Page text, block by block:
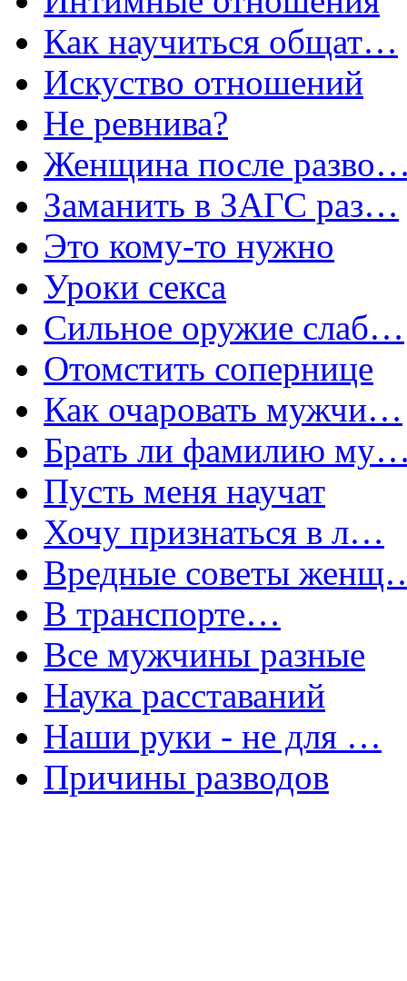
Как научиться общат…
Искуство отношений
Не ревнива?
Женщина после
Заманить в ЗАГС раз…
Это кому-то нужно
Уроки секса
Сильное оружие слаб…
Отомстить сопернице
Как очаровать мужчи…
Брать ли фамилию
Пусть меня научат
Хочу признаться в л…
Вредные советы
В транспорте…
Все мужчины разные
Наука расставаний
Наши руки - не для …
Причины разводов